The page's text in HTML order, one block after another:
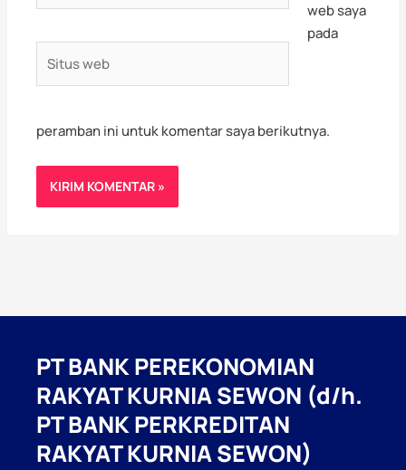
web
web saya
pada
peramban ini untuk komentar saya berikutnya.
PT BANK PEREKONOMIAN
RAKYAT KURNIA SEWON (d/h.
PT BANK PERKREDITAN
RAKYAT KURNIA SEWON)